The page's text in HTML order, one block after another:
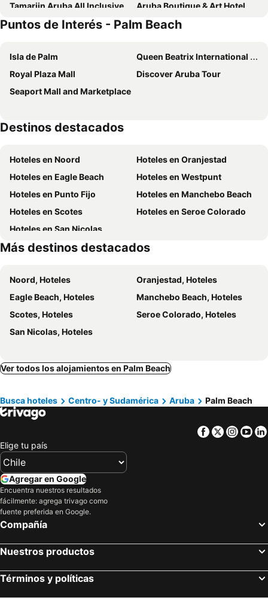
Tamarijn Aruba All Inclusive
Aruba Boutique & Art Hotel, BW Signature Collection
Arubiana Inn
MVC Eagle Beach
RH Boutique Hotel Aruba
Sea Breeze Town
Aruba's Bakval Suites
Voco Surfside Aruba
The St. Regis Aruba Resort
Divi Village All Inclusive Villas
Victoria City Hotel
Modern Aruba
Arena Condos Aruba - few steps from Eagle Beach!
Boardwalk Boutique Hotel Aruba
Aruba Lagunita
Bon Bini Suites Aruba
House Of Mosaic Villa Aruba
Coral Reef Beach
The Mill Resort & Suites
Marriott's Aruba Surf Club
Modern Hotel Aruba
Playa Linda Beach Resort
Tamarijn Aruba All Inkclusive
Aruba Surfside Marina
Puntos de Interés - Palm Beach
Isla de Palm
Queen Beatrix International Airport
Royal Plaza Mall
Discover Aruba Tour
Seaport Mall and Marketplace
Destinos destacados
Hoteles en Noord
Hoteles en Oranjestad
Hoteles en Eagle Beach
Hoteles en Westpunt
Hoteles en Punto Fijo
Hoteles en Manchebo Beach
Hoteles en Scotes
Hoteles en Seroe Colorado
Hoteles en San Nicolas
Más destinos destacados
Noord, Hoteles
Oranjestad, Hoteles
Eagle Beach, Hoteles
Manchebo Beach, Hoteles
Scotes, Hoteles
Seroe Colorado, Hoteles
San Nicolas, Hoteles
Ver todos los alojamientos en Palm Beach
Busca hoteles Centro- y Sudamérica Aruba Palm Beach
Facebook
Twitter
Elige tu país
Agregar en Google
Encuentra nuestros resultados
fácilmente: agrega trivago como
fuente preferida en Google.
Compañía
Nuestros productos
Términos y políticas